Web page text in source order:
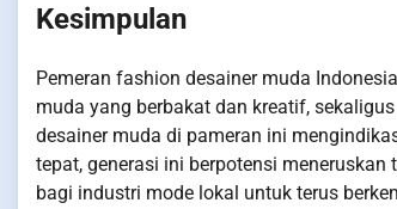
Kesimpulan
Pemeran fashion desainer muda
muda yang berbakat dan kreatif,
desainer muda di pameran ini
tepat, generasi ini berpotensi
bagi industri mode lokal untuk terus